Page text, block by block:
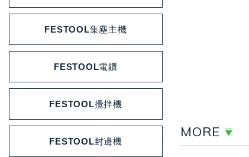
FESTOOL集塵主機
FESTOOL電鑽
FESTOOL攪拌機
FESTOOL封邊機
MORE